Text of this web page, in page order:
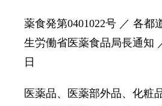
薬食発第0401022号 ／ 各都
生労働省医薬食品局長通知
日
医薬品、医薬部外品、化粧